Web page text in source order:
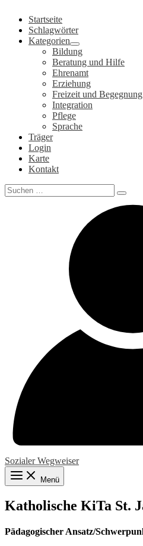
Inhalt
springen
Startseite
Schlagwörter
Kategorien
Bildung
Beratung und Hilfe
Ehrenamt
Erziehung
Freizeit und Begegnung
Integration
Pflege
Sprache
Träger
Login
Karte
Kontakt
Search
for:
Sozialer Wegweiser
Menü
Katholische KiTa St.
Pädagogischer Ansatz/